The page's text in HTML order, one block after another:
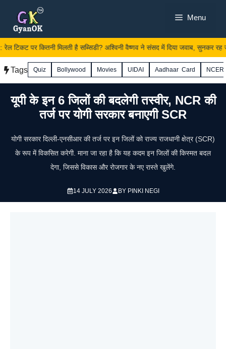
content
Menu
टिकट पर कितनी मिलती है सब्सिडी? अश्विनी वैष्णव ने संसद में दिया जवाब, सुनकर रह
Tags Quiz Bollywood Movies UIDAI Aadhaar Card
यूपी के इन 6 जिलों की बदलेगी तस्वीर, NCR की
तर्ज पर योगी सरकार बनाएगी SCR
योगी सरकार दिल्ली-एनसीआर की तर्ज पर इन जिलों को राज्य राजधानी क्षेत्र (SCR)
के रूप में विकसित करेगी. माना जा रहा है कि यह कदम इन जिलों की किस्मत बदल
देगा, जिससे विकास और रोजगार के नए रास्ते खुलेंगे.
14 JULY 2026 BY PINKI NEGI